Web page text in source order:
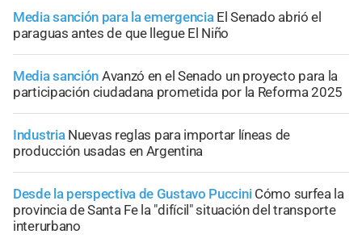
Media sanción para la emergencia El Senado abrió el
paraguas antes de que llegue El Niño
Media sanción Avanzó en el Senado un proyecto para la
participación ciudadana prometida por la Reforma 2025
Industria Nuevas reglas para importar líneas de
producción usadas en Argentina
Desde la perspectiva de Gustavo Puccini Cómo surfea la
provincia de Santa Fe la "difícil" situación del transporte
interurbano